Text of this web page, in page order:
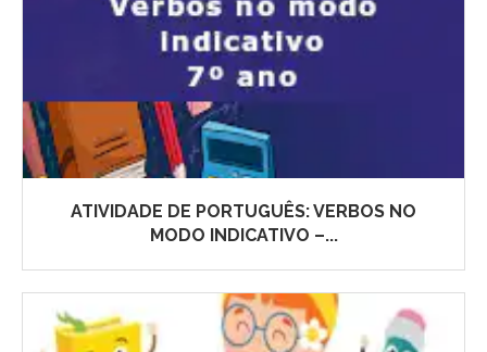
ATIVIDADE DE PORTUGUÊS: VERBOS NO
MODO INDICATIVO –...